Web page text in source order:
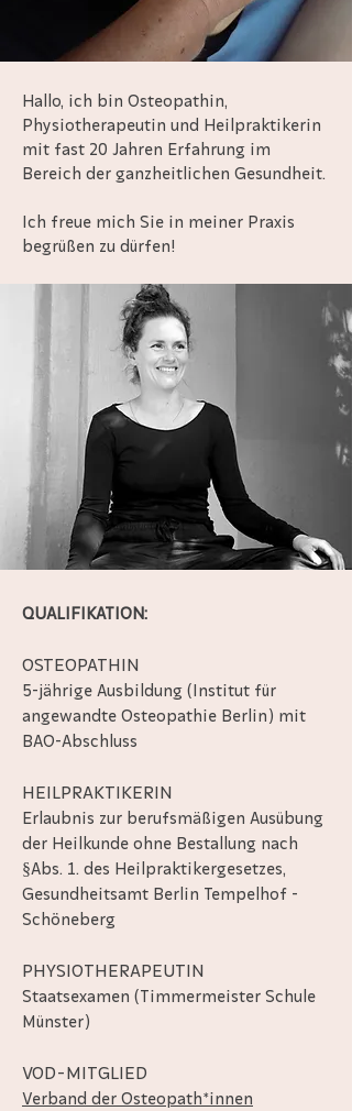
Hallo, ich bin Osteopathin,
Physiotherapeutin und Heilpraktikerin
mit fast 20 Jahren Erfahrung im
Bereich der ganzheitlichen Gesundheit.
Ich freue mich Sie in meiner Praxis
begrüßen zu dürfen!
QUALIFIKATION:
OSTEOPATHIN
5-jährige Ausbildung (Institut für
angewandte Osteopathie Berlin) mit
BAO-Abschluss
HEILPRAKTIKERIN
Erlaubnis zur berufsmäßigen Ausübung
der Heilkunde ohne Bestallung nach
§Abs. 1. des Heilpraktikergesetzes,
Gesundheitsamt Berlin Tempelhof -
Schöneberg
PHYSIOTHERAPEUTIN
Staatsexamen (Timmermeister Schule
Münster)
VOD-MITGLIED
Verband der Osteopath*innen